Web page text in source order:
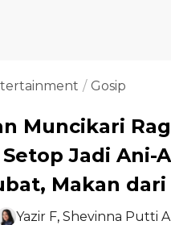
Gosip
Muncikari
Jadi Ani-
Makan dari
Yazir F, Shevinna Putti